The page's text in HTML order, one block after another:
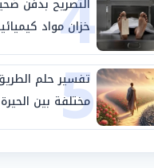
التصريح بدفن
خزان مواد
مصانع الفيوم
5
تفسير حلم
مختلفة بين
مرحلة جديدة